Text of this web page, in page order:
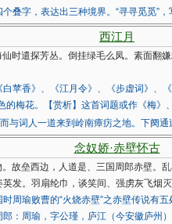
叠字，表达出三种境界。“寻寻觅觅”
西江月
时遣探芳丛。倒挂绿毛么凤。素面翻
苹香》、《江月令》、《步虚词》
梅花。【赏析】这首词题或作《梅》
与词人一道来到岭南瘴疠之地。下阕
念奴娇·赤壁怀古
故垒西边，人道是、三国周郎赤壁。
发。羽扇纶巾，谈笑间、强虏灰飞烟
周瑜败曹的“火烧赤壁”之赤壁传说有
：周瑜，字公瑾，庐江（今安徽庐州